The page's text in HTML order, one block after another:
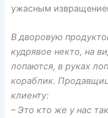
ужасным
В дворовую
кудрявое некто, на
лопаются, в руках
кораблик.
клиенту:
– Это кто же у нас